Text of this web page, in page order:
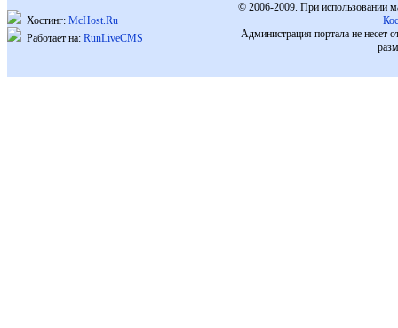
Хостинг: McHost.Ru
Работает на: RunLiveCMS
© 2006-2009. При использовании
Администрация портала не несет